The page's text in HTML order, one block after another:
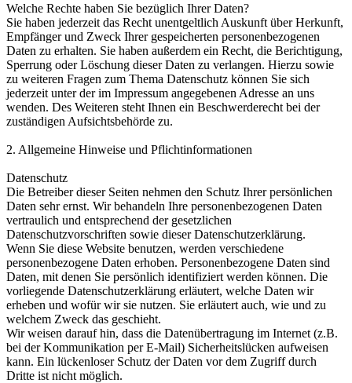
Welche Rechte haben Sie bezüglich Ihrer Daten?
Sie haben jederzeit das Recht unentgeltlich Auskunft über Herkunft,
Empfänger und Zweck Ihrer gespeicherten personenbezogenen
Daten zu erhalten. Sie haben außerdem ein Recht, die Berichtigung,
Sperrung oder Löschung dieser Daten zu verlangen. Hierzu sowie
zu weiteren Fragen zum Thema Datenschutz können Sie sich
jederzeit unter der im Impressum angegebenen Adresse an uns
wenden. Des Weiteren steht Ihnen ein Beschwerderecht bei der
zuständigen Aufsichtsbehörde zu.
2. Allgemeine Hinweise und Pflichtinformationen
Datenschutz
Die Betreiber dieser Seiten nehmen den Schutz Ihrer persönlichen
Daten sehr ernst. Wir behandeln Ihre personenbezogenen Daten
vertraulich und entsprechend der gesetzlichen
Datenschutzvorschriften sowie dieser Datenschutzerklärung.
Wenn Sie diese Website benutzen, werden verschiedene
personenbezogene Daten erhoben. Personenbezogene Daten sind
Daten, mit denen Sie persönlich identifiziert werden können. Die
vorliegende Datenschutzerklärung erläutert, welche Daten wir
erheben und wofür wir sie nutzen. Sie erläutert auch, wie und zu
welchem Zweck das geschieht.
Wir weisen darauf hin, dass die Datenübertragung im Internet (z.B.
bei der Kommunikation per E-Mail) Sicherheitslücken aufweisen
kann. Ein lückenloser Schutz der Daten vor dem Zugriff durch
Dritte ist nicht möglich.